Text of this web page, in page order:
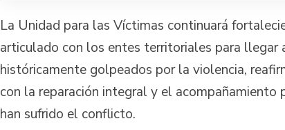
La Unidad para las Víctimas continuará
articulado con los entes territoriales para llegar
históricamente golpeados por la violencia,
con la reparación integral y el acompañamiento
han sufrido el conflicto.